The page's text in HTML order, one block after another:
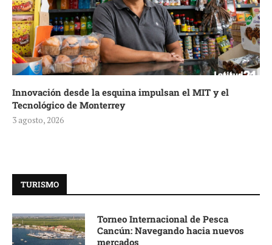
Innovación desde la esquina impulsan el MIT y el
Tecnológico de Monterrey
3 agosto, 2026
TURISMO
Torneo Internacional de Pesca
Cancún: Navegando hacia nuevos
mercados